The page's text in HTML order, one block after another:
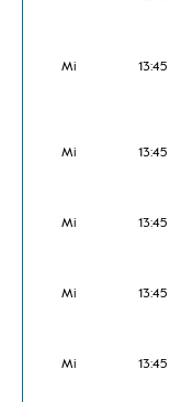
Mi 13:45
Mi 13:45
Mi 13:45
Mi 13:45
Mi 13:45